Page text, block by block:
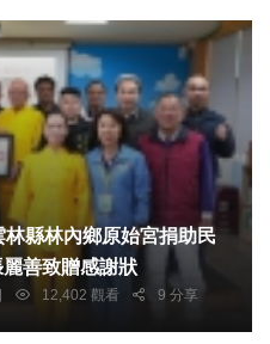
縣林內鄉原始宮捐助民
善致贈感謝狀
12,402 觀看 9 分享